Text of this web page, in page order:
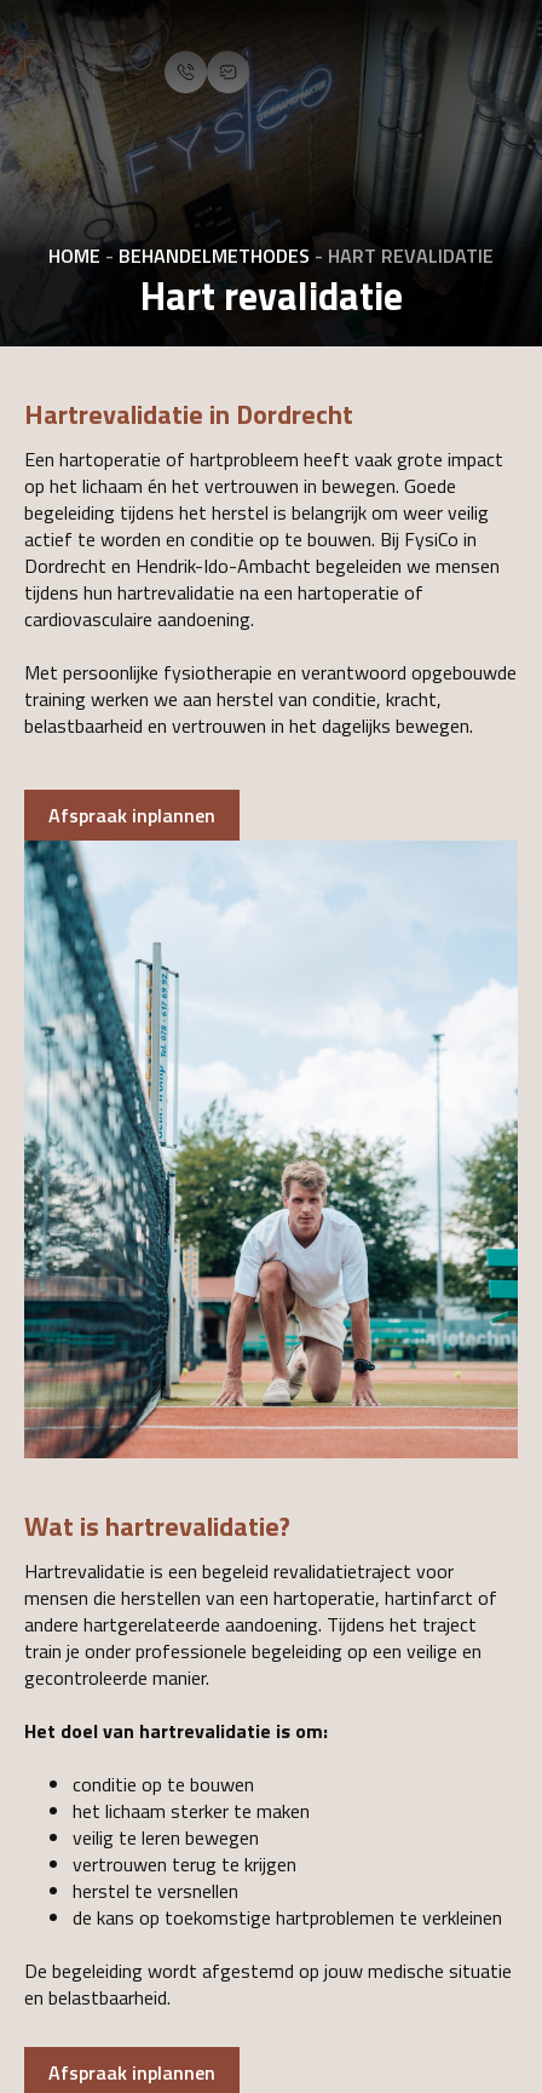
HOME - BEHANDELMETHODES - HART REVALIDATIE
Hart revalidatie
Hartrevalidatie in Dordrecht
Een hartoperatie of hartprobleem heeft vaak grote impact
op het lichaam én het vertrouwen in bewegen. Goede
begeleiding tijdens het herstel is belangrijk om weer veilig
actief te worden en conditie op te bouwen. Bij FysiCo in
Dordrecht en Hendrik-Ido-Ambacht begeleiden we mensen
tijdens hun hartrevalidatie na een hartoperatie of
cardiovasculaire aandoening.
Met persoonlijke fysiotherapie en verantwoord opgebouwde
training werken we aan herstel van conditie, kracht,
belastbaarheid en vertrouwen in het dagelijks bewegen.
Afspraak inplannen
Wat is hartrevalidatie?
Hartrevalidatie is een begeleid revalidatietraject voor
mensen die herstellen van een hartoperatie, hartinfarct of
andere hartgerelateerde aandoening. Tijdens het traject
train je onder professionele begeleiding op een veilige en
gecontroleerde manier.
Het doel van hartrevalidatie is om:
conditie op te bouwen
het lichaam sterker te maken
veilig te leren bewegen
vertrouwen terug te krijgen
herstel te versnellen
de kans op toekomstige hartproblemen te verkleinen
De begeleiding wordt afgestemd op jouw medische situatie
en belastbaarheid.
Afspraak inplannen